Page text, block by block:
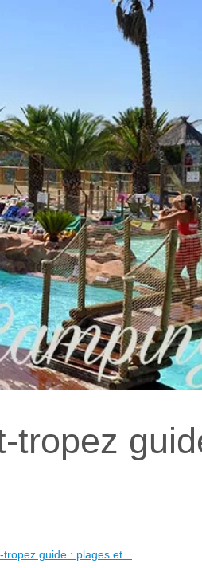
tropez
guide : plages et...